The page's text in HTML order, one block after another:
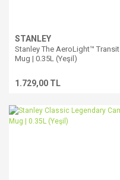
STANLEY
Stanley The AeroLight™ Transit
Mug | 0.35L (Yeşil)
1.729,00 TL